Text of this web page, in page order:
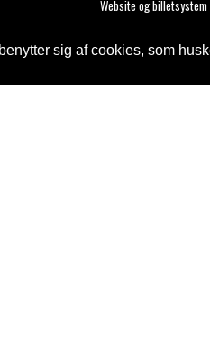
sig af cookies, som
Website og